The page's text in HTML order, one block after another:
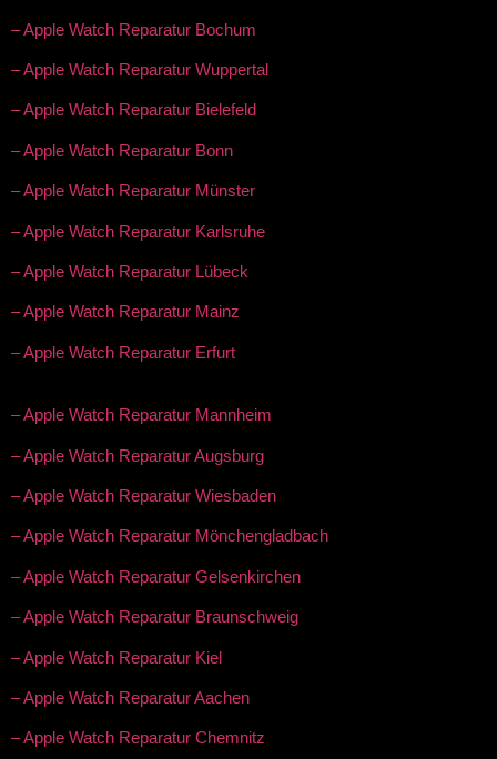
– Apple Watch Reparatur Bochum
– Apple Watch Reparatur Wuppertal
– Apple Watch Reparatur Bielefeld
– Apple Watch Reparatur Bonn
– Apple Watch Reparatur Münster
– Apple Watch Reparatur Karlsruhe
– Apple Watch Reparatur Lübeck
– Apple Watch Reparatur Mainz
– Apple Watch Reparatur Erfurt
– Apple Watch Reparatur Mannheim
– Apple Watch Reparatur Augsburg
– Apple Watch Reparatur Wiesbaden
– Apple Watch Reparatur Mönchengladbach
– Apple Watch Reparatur Gelsenkirchen
– Apple Watch Reparatur Braunschweig
– Apple Watch Reparatur Kiel
– Apple Watch Reparatur Aachen
– Apple Watch Reparatur Chemnitz